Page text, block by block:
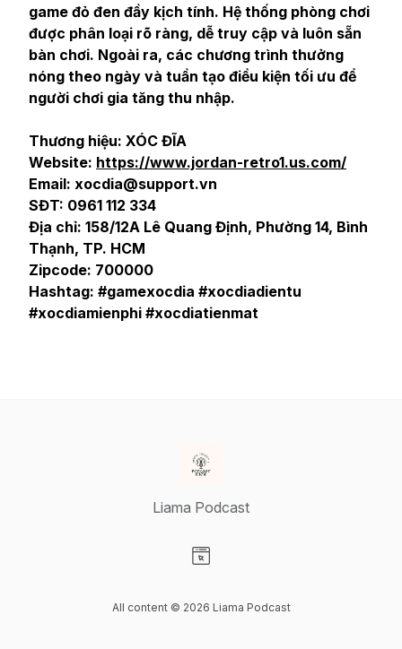
game đỏ đen đầy kịch tính. Hệ thống phòng chơi
được phân loại rõ ràng, dễ truy cập và luôn sẵn
bàn chơi. Ngoài ra, các chương trình thưởng
nóng theo ngày và tuần tạo điều kiện tối ưu để
người chơi gia tăng thu nhập.
Thương hiệu: XÓC ĐĨA
Website: https://www.jordan-retro1.us.com/
Email: xocdia@support.vn
SĐT: 0961 112 334
Địa chỉ: 158/12A Lê Quang Định, Phường 14, Bình
Thạnh, TP. HCM
Zipcode: 700000
Hashtag: #gamexocdia #xocdiadientu
#xocdiamienphi #xocdiatienmat
Liama Podcast
All content © 2026 Liama Podcast